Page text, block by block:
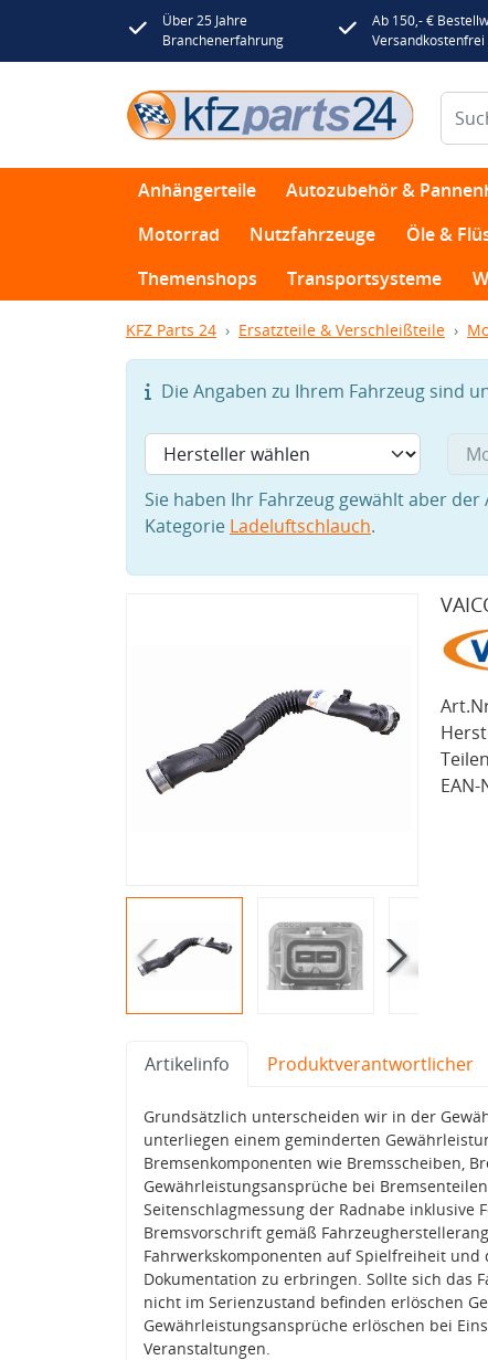
Über 25 Jahre
Branchenerfahrung
Ab 150,- €
Versandkostenfrei
Anhängerteile Autozubehör &
Motorrad
Nutzfahrzeuge Öle &
Themenshops
Transportsysteme
KFZ Parts 24 Ersatzteile & Verschleißteile
Die Angaben zu Ihrem Fahrzeug sind
Sie haben Ihr Fahrzeug gewählt aber
Kategorie Ladeluftschlauch.
EAN-
Artikelinfo Produktverantwortlicher
Grundsätzlich unterscheiden wir in der
unterliegen einem geminderten
Bremsenkomponenten wie Bremsscheiben,
Gewährleistungsansprüche bei
Seitenschlagmessung der Radnabe inklusive
Bremsvorschrift gemäß
Fahrwerkskomponenten auf Spielfreiheit
Dokumentation zu erbringen. Sollte sich das
nicht im Serienzustand befinden erlöschen
Gewährleistungsansprüche erlöschen bei
Veranstaltungen.